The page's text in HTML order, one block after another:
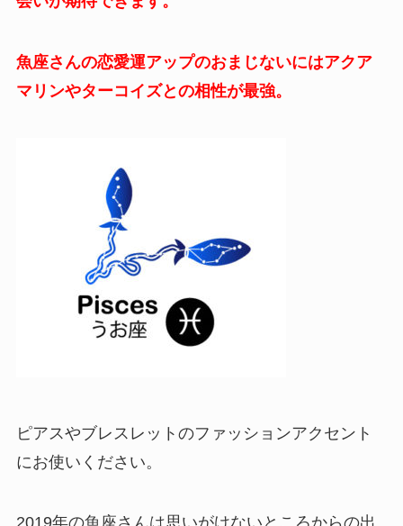
魚座さんの恋愛運アップのおまじないにはアクア
マリンやターコイズとの相性が最強。
ピアスやブレスレットのファッションアクセント
にお使いください。